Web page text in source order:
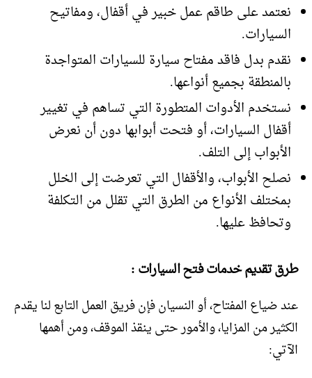
نعتمد على طاقم عمل خبير في أقفال، ومفاتيح
السيارات.
نقدم بدل فاقد مفتاح سيارة للسيارات المتواجدة
بالمنطقة بجميع أنواعها.
نستخدم الأدوات المتطورة التي تساهم في تغيير
أقفال السيارات، أو فتحت أبوابها دون أن نعرض
الأبواب إلى التلف.
نصلح الأبواب، والأقفال التي تعرضت إلى الخلل
بمختلف الأنواع من الطرق التي تقلل من التكلفة
وتحافظ عليها.
طرق تقديم خدمات فتح السيارات :
عند ضياع المفتاح، أو النسيان فإن فريق العمل التابع لنا يقدم
الكثير من المزايا، والأمور حتى ينقذ الموقف، ومن أهمها
الآتي: